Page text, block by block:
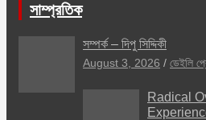
সাম্প্রতিক
সম্পর্ক – দিপু সিদ্দিকী
August 3, 2026 ডেইলি
Radical